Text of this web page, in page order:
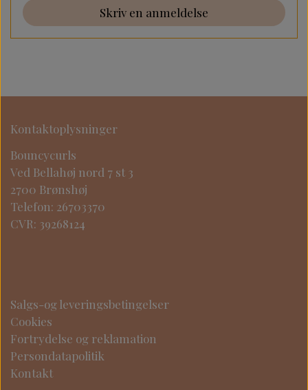
Skriv en anmeldelse
Kontaktoplysninger
Bouncycurls
Ved Bellahøj nord 7 st 3
2700 Brønshøj
Telefon: 26703370
CVR: 39268124
Salgs-og leveringsbetingelser
Cookies
Fortrydelse og reklamation
Persondatapolitik
Kontakt